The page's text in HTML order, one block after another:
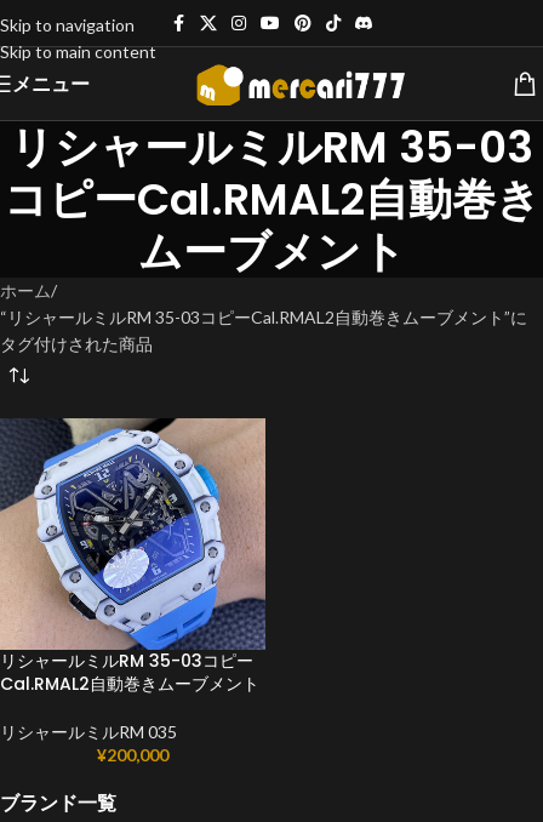
Skip to navigation
Skip to main content
メニュー
リシャールミルRM 35-03
コピーCal.RMAL2自動巻き
ムーブメント
ブランド一覧
ホーム
“リシャールミルRM 35-03コピーCal.RMAL2自動巻きムーブメント”に
タグ付けされた商品
リシャールミルRM 35-03コピー
Cal.RMAL2自動巻きムーブメント
リシャールミルRM 035
¥200,000